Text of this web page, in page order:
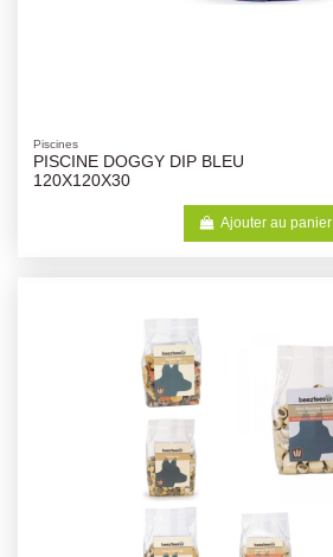
Piscines
PISCINE DOGGY DIP BLEU
120X120X30
Ajouter au panier